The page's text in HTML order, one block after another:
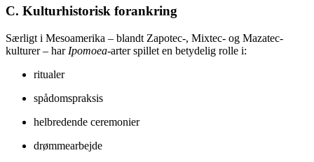
C. Kulturhistorisk forankring
Særligt i Mesoamerika – blandt Zapotec-, Mixtec- og Mazatec-
kulturer – har Ipomoea-arter spillet en betydelig rolle i:
ritualer
spådomspraksis
helbredende ceremonier
drømmearbejde